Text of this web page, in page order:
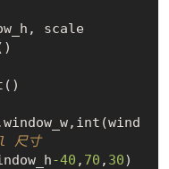
scale
尺寸
-40 , 70 , 30